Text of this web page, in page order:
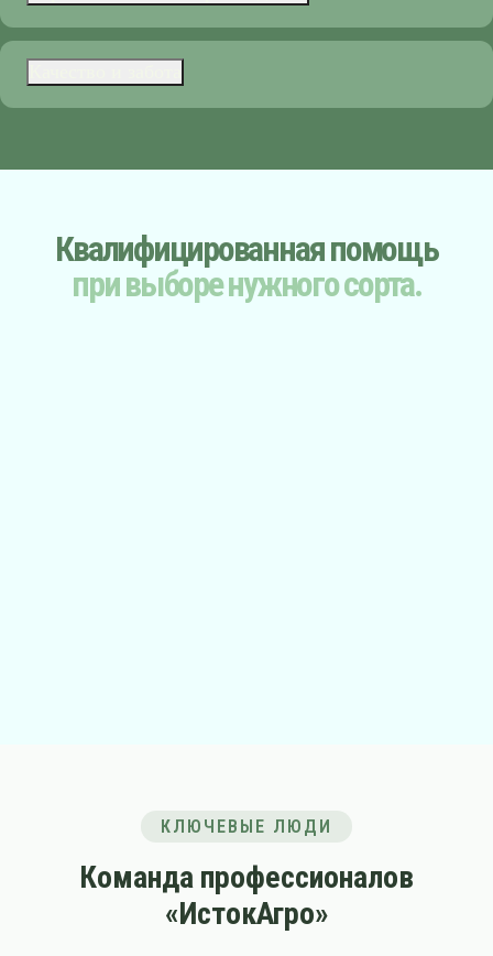
Квалифицированная помощь
при выборе нужного сорта.
КЛЮЧЕВЫЕ ЛЮДИ
Команда профессионалов
«ИстокАгро»